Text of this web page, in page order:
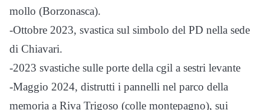
mollo (Borzonasca).
-Ottobre 2023, svastica sul simbolo del PD nella sede
di Chiavari.
-2023 svastiche sulle porte della cgil a sestri levante
-Maggio 2024, distrutti i pannelli nel parco della
memoria a Riva Trigoso (colle montepagno), sui